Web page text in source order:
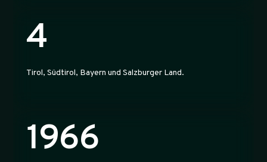
4
Tirol, Südtirol, Bayern und Salzburger Land.
1966